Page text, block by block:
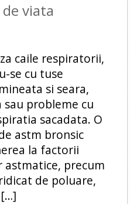
viata
caile respiratorii,
se cu tuse
si seara,
probleme cu
sacadata. O
astm bronsic
la factorii
astmatice, precum
de poluare,